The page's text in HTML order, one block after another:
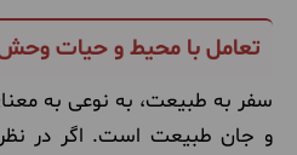
تعامل با محیط و حیات وحش
سفر به طبیعت، به نوعی به
و جان طبیعت است. اگر در